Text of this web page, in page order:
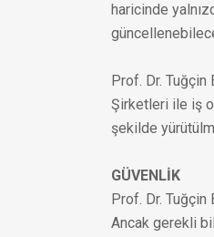
haricinde
Prof. Dr.
Şirketleri ile iş
şekilde
GÜVENLİK
Prof. Dr.
Ancak gerekli